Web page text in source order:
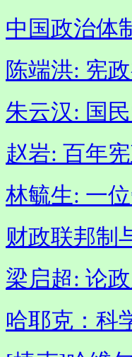
中国政治体
陈端洪: 宪
朱云汉: 国
赵岩: 百年
林毓生: 一
财政联邦制
梁启超: 论
哈耶克：科